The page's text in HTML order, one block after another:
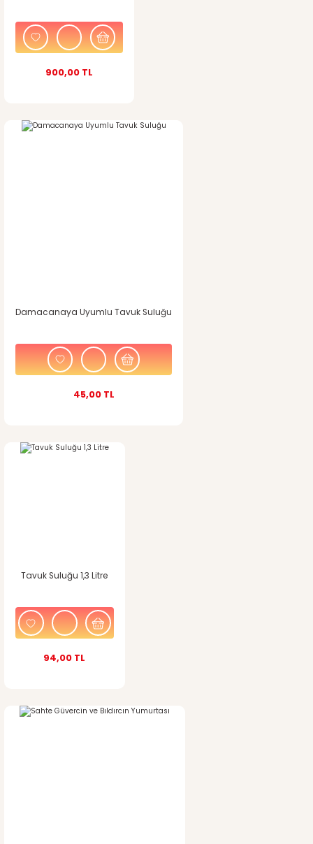
900,00 TL
Damacanaya Uyumlu Tavuk Suluğu
45,00 TL
Tavuk Suluğu 1,3 Litre
94,00 TL